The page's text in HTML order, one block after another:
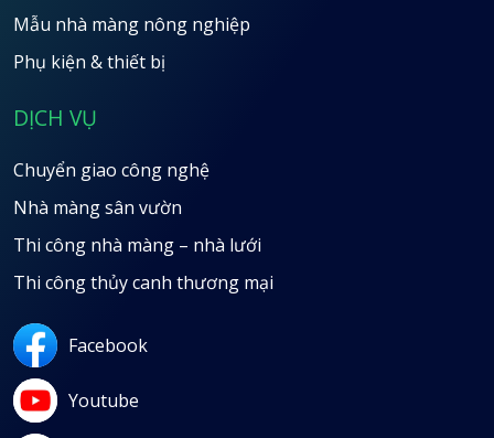
Mẫu nhà màng nông nghiệp
Phụ kiện & thiết bị
DỊCH VỤ
Chuyển giao công nghệ
Nhà màng sân vườn
Thi công nhà màng – nhà lưới
Thi công thủy canh thương mại
Facebook
Youtube